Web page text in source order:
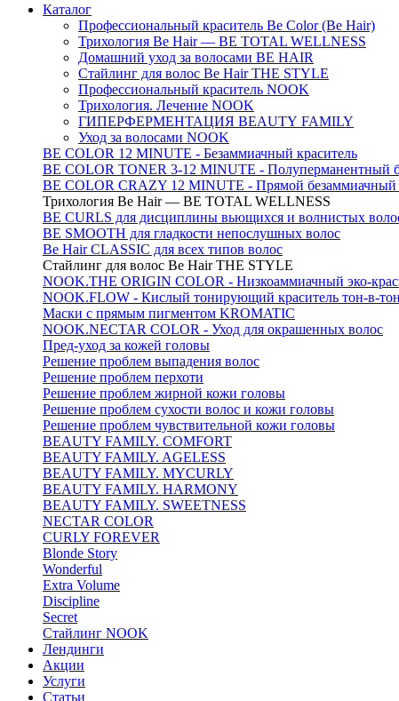
Каталог
Профессиональный краситель Be Color (Be Hair)
Трихология Be Hair — BE TOTAL WELLNESS
Домашний уход за волосами BE HAIR
Стайлинг для волос Be Hair THE STYLE
Профессиональный краситель NOOK
Трихология. Лечение NOOK
ГИПЕРФЕРМЕНТАЦИЯ BEAUTY FAMILY
Уход за волосами NOOK
BE COLOR 12 MINUTE - Безаммиачный краситель
BE COLOR TONER 3-12 MINUTE - Полуперманентный
BE COLOR CRAZY 12 MINUTE - Прямой безаммиачный
Трихология Be Hair — BE TOTAL WELLNESS
BE CURLS для дисциплины вьющихся и волнистых
BE SMOOTH для гладкости непослушных волос
Be Hair CLASSIC для всех типов волос
Стайлинг для волос Be Hair THE STYLE
NOOK.THE ORIGIN COLOR - Низкоаммиачный эко-
NOOK.FLOW - Кислый тонирующий краситель тон-в-тон
Маски с прямым пигментом KROMATIC
NOOK.NECTAR COLOR - Уход для окрашенных волос
Пред-уход за кожей головы
Решение проблем выпадения волос
Решение проблем перхоти
Решение проблем жирной кожи головы
Решение проблем сухости волос и кожи головы
Решение проблем чувствительной кожи головы
BEAUTY FAMILY. COMFORT
BEAUTY FAMILY. AGELESS
BEAUTY FAMILY. MYCURLY
BEAUTY FAMILY. HARMONY
BEAUTY FAMILY. SWEETNESS
NECTAR COLOR
CURLY FOREVER
Blonde Story
Wonderful
Extra Volume
Discipline
Secret
Стайлинг NOOK
Лендинги
Акции
Услуги
Статьи